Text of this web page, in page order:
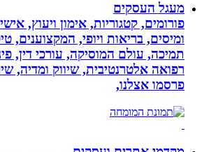
מעגל העסקים
פורומים, קטגוריות, אימון ויעוץ, אישי
ומיסים, בריאות ויופי, המקצוענים, טיפול
תמיכה, עולם המוסיקה, עורכי דין, פיננסים
רפואה אלטרנטיבית, שיווק ומדיה, שירות
פרסמו אצלנו,